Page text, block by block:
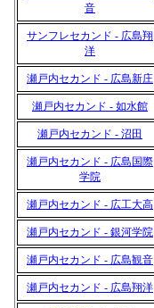
音
サンフレセカンド - 広島翔
洋
瀬戸内セカンド - 広島新庄
瀬戸内セカンド - 如水館
瀬戸内セカンド - 沼田
瀬戸内セカンド - 広島国際
学院
瀬戸内セカンド - 広工大高
瀬戸内セカンド - 銀河学院
瀬戸内セカンド - 広島観音
瀬戸内セカンド - 広島翔洋